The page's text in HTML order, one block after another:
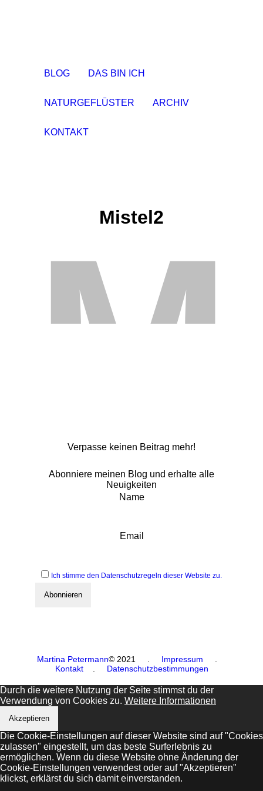
BLOG DAS BIN ICH
NATURGEFLÜSTER ARCHIV
KONTAKT
Mistel2
Verpasse keinen Beitrag mehr!
Abonniere meinen Blog und erhalte alle
Neuigkeiten
Name
Email
Ich stimme den Datenschutzregeln dieser Website zu.
Martina Petermann© 2021 Impressum
Kontakt
Datenschutzbestimmungen
Durch die weitere Nutzung der Seite stimmst du der
Verwendung von Cookies zu. Weitere Informationen
Akzeptieren
Die Cookie-Einstellungen auf dieser Website sind auf "Cookies
zulassen" eingestellt, um das beste Surferlebnis zu
ermöglichen. Wenn du diese Website ohne Änderung der
Cookie-Einstellungen verwendest oder auf "Akzeptieren"
klickst, erklärst du sich damit einverstanden.